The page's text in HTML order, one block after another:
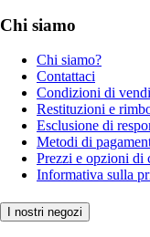
Chi siamo
Chi siamo?
Contattaci
Condizioni di
Restituzioni e
Esclusione di
Metodi di
Prezzi e opzioni di
Informativa sulla
I nostri negozi